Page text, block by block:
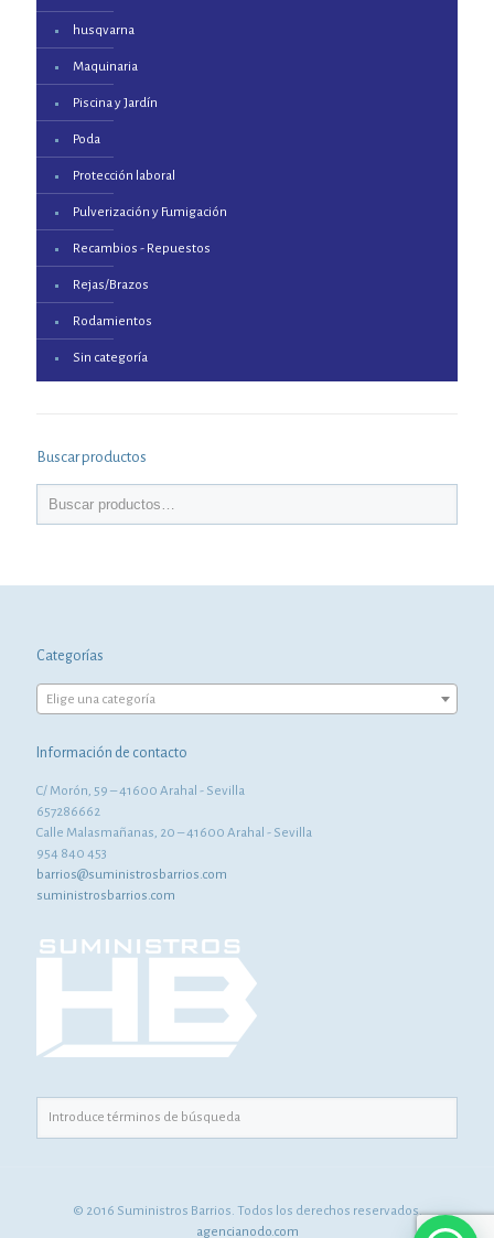
husqvarna
Maquinaria
Piscina y Jardín
Poda
Protección laboral
Pulverización y Fumigación
Recambios - Repuestos
Rejas/Brazos
Rodamientos
Sin categoría
Buscar productos
Categorías
Elige una categoría
Información de contacto
C/ Morón, 59 – 41600 Arahal - Sevilla
657286662
Calle Malasmañanas, 20 – 41600 Arahal - Sevilla
954 840 453
barrios@suministrosbarrios.com
suministrosbarrios.com
© 2016 Suministros Barrios. Todos los derechos reservados.
agencianodo.com